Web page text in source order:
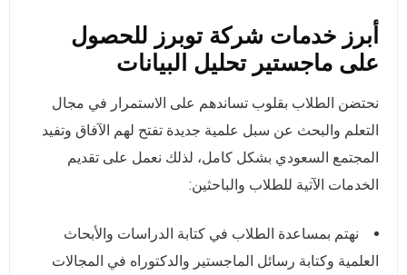
أبرز خدمات شركة توبرز للحصول
على ماجستير تحليل البيانات
نحتضن الطلاب بقلوب تساندهم على الاستمرار في مجال
التعلم والبحث عن سبل علمية جديدة تفتح لهم الآفاق وتفيد
المجتمع السعودي بشكل كامل، لذلك نعمل على تقديم
الخدمات الآتية للطلاب والباحثين:
نهتم بمساعدة الطلاب في كتابة الدراسات والأبحاث
العلمية وكتابة رسائل الماجستير والدكتوراه في المجالات